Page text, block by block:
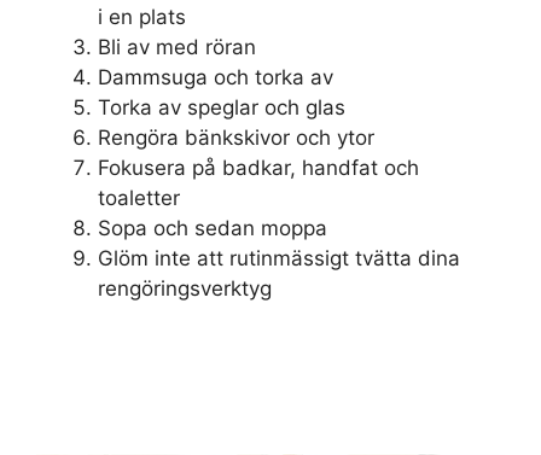
i en plats
Bli av med röran
Dammsuga och torka av
Torka av speglar och glas
Rengöra bänkskivor och ytor
Fokusera på badkar, handfat och
toaletter
Sopa och sedan moppa
Glöm inte att rutinmässigt tvätta dina
rengöringsverktyg